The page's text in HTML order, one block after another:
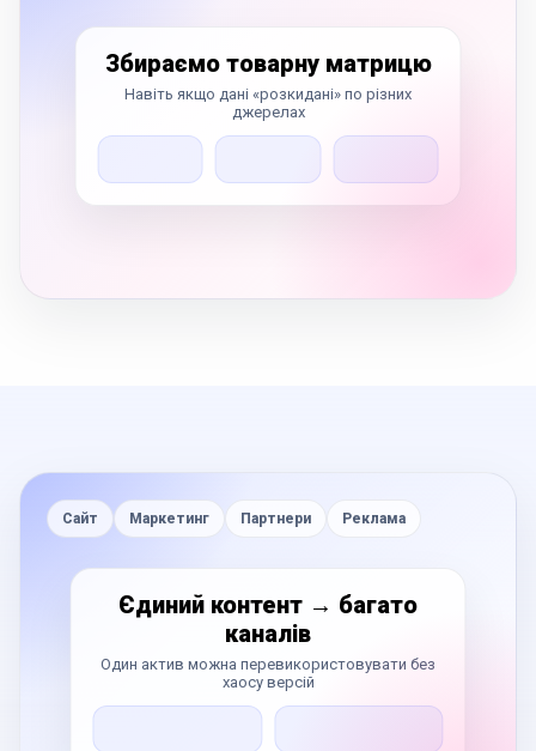
Збираємо товарну матрицю
Навіть якщо дані «розкидані» по різних
джерелах
Сайт Маркетинг Партнери Реклама
Єдиний контент → багато
каналів
Один актив можна перевикористовувати без
хаосу версій